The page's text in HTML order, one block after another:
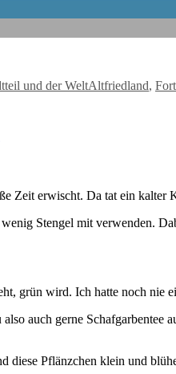
und der WeltAltfriedland,
Zeit erwischt. Da tat ein kalter
Stengel mit verwenden.
grün wird. Ich hatte noch nie
auch gerne
diese Pflänzchen klein und